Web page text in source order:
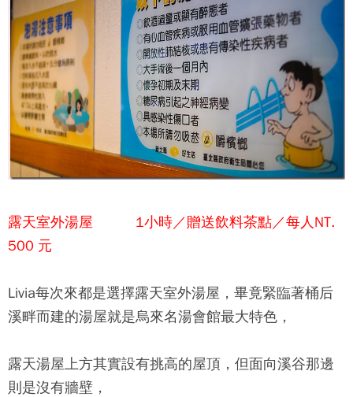
露天室外湯屋 1小時／贈送飲料茶點／每人NT.
500 元
Livia每次來都是選擇露天室外湯屋，畢竟緊臨著桶后
溪畔而建的湯屋就是烏來名湯會館最大特色，
露天湯屋上方其實設有挑高的屋頂，但面向溪谷那邊
則是沒有牆壁，